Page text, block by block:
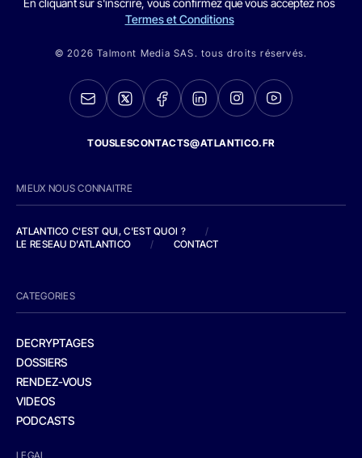
En cliquant sur s'inscrire, vous confirmez que vous acceptez nos
Termes et Conditions
© 2026 Talmont Media SAS. tous droits réservés.
TOUSLESCONTACTS@ATLANTICO.FR
MIEUX NOUS CONNAITRE
ATLANTICO C'EST QUI, C'EST QUOI ?
/
LE RESEAU D'ATLANTICO
/ CONTACT
CATEGORIES
DECRYPTAGES
DOSSIERS
RENDEZ-VOUS
VIDEOS
PODCASTS
LEGAL